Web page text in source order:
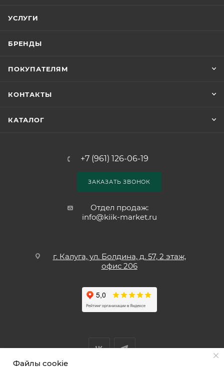
УСЛУГИ
БРЕНДЫ
ПОКУПАТЕЛЯМ
КОНТАКТЫ
КАТАЛОГ
+7 (961) 126-06-19
ЗАКАЗАТЬ ЗВОНОК
Отдел продаж:
info@kiik-market.ru
г. Калуга, ул. Болдина, д. 57, 2 этаж,
офис 206
Файлы cookie